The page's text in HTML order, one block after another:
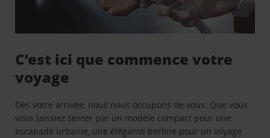
C’est ici que commence votre
voyage
Dès votre arrivée, nous nous occupons de vous. Que vous
vous laissiez tenter par un modèle compact pour une
escapade urbaine, une élégante berline pour un voyage